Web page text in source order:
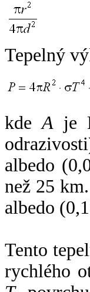
Tepelný
kdeA je
albedo
než 25
albedo
Tento
rychlého